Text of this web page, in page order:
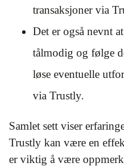
transaksjoner via
Det er også nevnt
tålmodig og følge
løse eventuelle
via Trustly.
Samlet sett viser
Trustly kan være en
er viktig å være